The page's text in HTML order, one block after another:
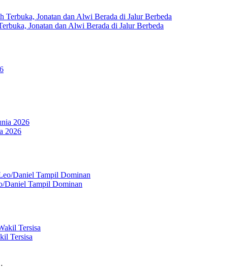
Jonatan dan Alwi Berada di Jalur Berbeda
2026
Daniel Tampil Dominan
Tersisa